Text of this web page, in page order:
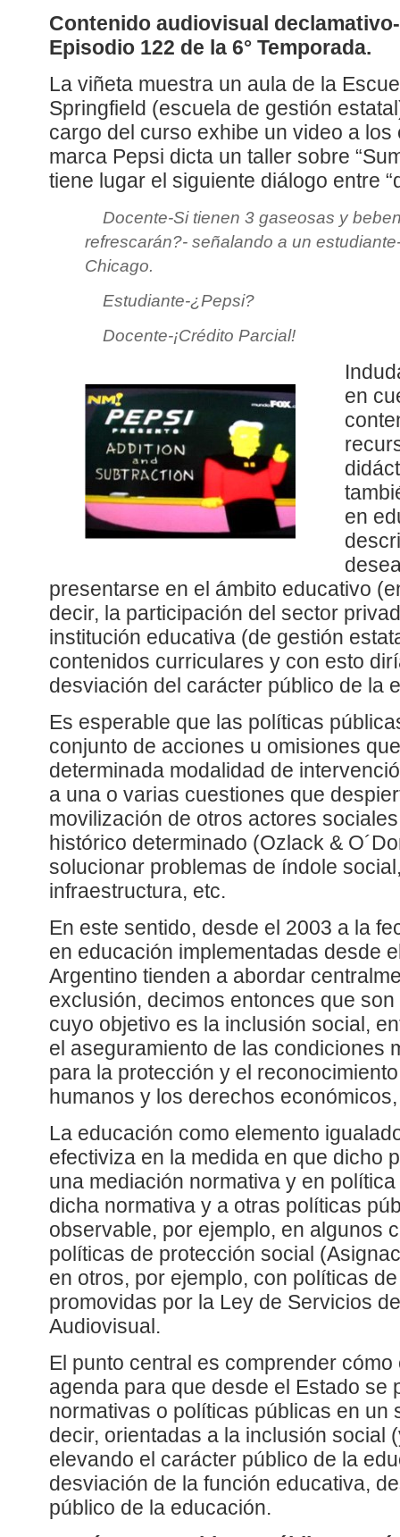
Contenido audiovisual
Episodio 122 de la 6° Temporada.
La viñeta muestra un aula de la
Springfield (escuela de gestión
cargo del curso exhibe un video a
marca Pepsi dicta un taller sobre
tiene lugar el siguiente diálogo entre
Docente-Si tienen 3 gaseosas y
refrescarán?- señalando a un
Chicago.
Estudiante-¿Pepsi?
Docente-¡Crédito Parcial!
en
en
presentarse en el ámbito educativo
decir, la participación del sector
institución educativa (de gestión
contenidos curriculares y con esto
desviación del carácter público de la
Es esperable que las políticas
conjunto de acciones u omisiones
determinada modalidad de
a una o varias cuestiones que
movilización de otros actores
histórico determinado (Ozlack &
solucionar problemas de índole
infraestructura, etc.
En este sentido, desde el 2003 a la
en educación implementadas desde
Argentino tienden a abordar
exclusión, decimos entonces que
cuyo objetivo es la inclusión social,
el aseguramiento de las condiciones
para la protección y el
humanos y los derechos
La educación como elemento
efectiviza en la medida en que dicho
una mediación normativa y en
dicha normativa y a otras políticas
observable, por ejemplo, en algunos
políticas de protección social
en otros, por ejemplo, con políticas
promovidas por la Ley de Servicios
Audiovisual.
El punto central es comprender
agenda para que desde el Estado se
normativas o políticas públicas en un
decir, orientadas a la inclusión social
elevando el carácter público de la
desviación de la función educativa,
público de la educación.